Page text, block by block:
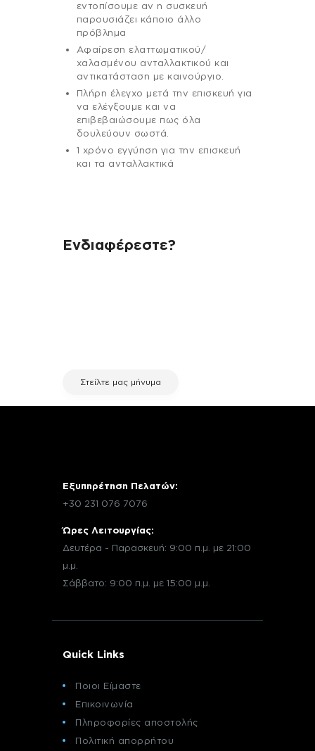
εντοπίσουμε αν η συσκευή
παρουσιάζει κάποιο άλλο
πρόβλημα
Αφαίρεση ελαττωματικού/
χαλασμένου ανταλλακτικού και
αντικατάσταση με καινούργιο.
Πλήρη έλεγχο μετά την επισκευή για
να ελέγξουμε και να
επιβεβαιώσουμε πως όλα
δουλεύουν σωστά.
1 χρόνο εγγύηση για την επισκευή
και τα ανταλλακτικά
Ενδιαφέρεστε?
Στείλτε μας μήνυμα
Εξυπηρέτηση Πελατών:
+30 231 076 7076
Ώρες Λειτουργίας:
Δευτέρα - Παρασκευή: 9:00 π.μ. με 21:00
μ.μ.
Σάββατο: 9:00 π.μ. με 15:00 μ.μ.
Quick Links
Ποιοι Είμαστε
Επικοινωνία
Πληροφορίες αποστολής
Πολιτική απορρήτου